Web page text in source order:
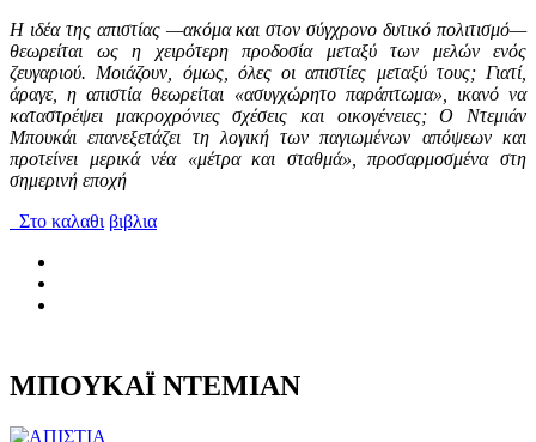
Η ιδέα της απιστίας —ακόμα και στον σύγχρονο δυτικό πολιτισμό—
θεωρείται ως η χειρότερη προδοσία μεταξύ των μελών ενός
ζευγαριού. Μοιάζουν, όμως, όλες οι απιστίες μεταξύ τους; Γιατί,
άραγε, η απιστία θεωρείται «ασυγχώρητο παράπτωμα», ικανό να
καταστρέψει μακροχρόνιες σχέσεις και οικογένειες; Ο Ντεμιάν
Μπουκάι επανεξετάζει τη λογική των παγιωμένων απόψεων και
προτείνει μερικά νέα «μέτρα και σταθμά», προσαρμοσμένα στη
σημερινή εποχή
Στο καλαθι βιβλια
ΜΠΟΥΚΑΪ ΝΤΕΜΙΑΝ